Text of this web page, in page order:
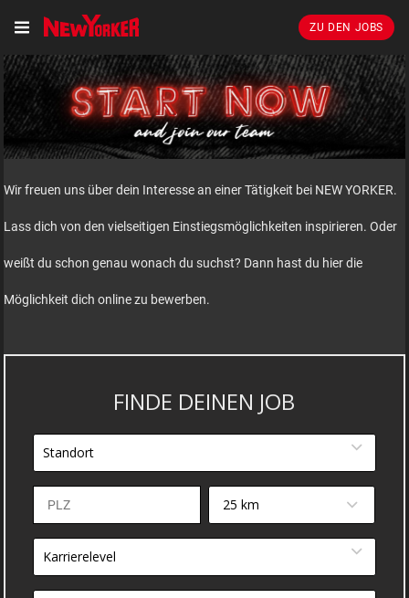
ZU DEN JOBS
Wir freuen uns über dein Interesse an einer Tätigkeit bei NEW YORKER.
Lass dich von den vielseitigen Einstiegsmöglichkeiten inspirieren. Oder
weißt du schon genau wonach du suchst? Dann hast du hier die
Möglichkeit dich online zu bewerben.
FINDE DEINEN JOB
Standort
25 km
Karrierelevel